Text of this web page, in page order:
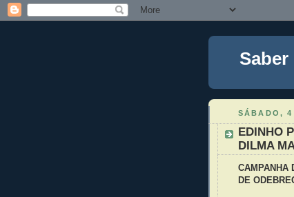
Saber
SÁBADO,
EDINHO
DILMA
CAMPANHA
DE